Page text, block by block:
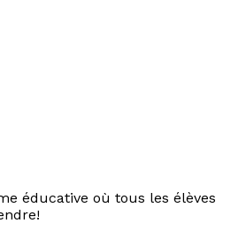
éducative où tous les élèves